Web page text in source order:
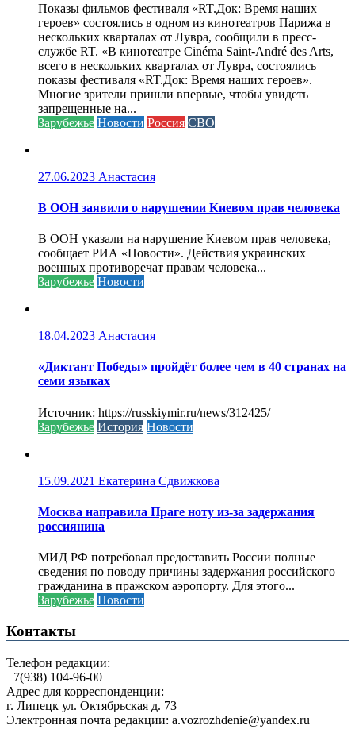
Показы фильмов фестиваля «RT.Док: Время наших
героев» состоялись в одном из кинотеатров Парижа в
нескольких кварталах от Лувра, сообщили в пресс-
службе RT. «В кинотеатре Cinéma Saint-André des Arts,
всего в нескольких кварталах от Лувра, состоялись
показы фестиваля «RT.Док: Время наших героев».
Многие зрители пришли впервые, чтобы увидеть
запрещенные на...
Зарубежье Новости Россия СВО
27.06.2023 Анастасия
В ООН заявили о нарушении Киевом прав человека
В ООН указали на нарушение Киевом прав человека,
сообщает РИА «Новости». Действия украинских
военных противоречат правам человека...
Зарубежье Новости
18.04.2023 Анастасия
«Диктант Победы» пройдёт более чем в 40 странах на
семи языках
Источник: https://russkiymir.ru/news/312425/
Зарубежье История Новости
15.09.2021 Екатерина Сдвижкова
Москва направила Праге ноту из-за задержания
россиянина
МИД РФ потребовал предоставить России полные
сведения по поводу причины задержания российского
гражданина в пражском аэропорту. Для этого...
Зарубежье Новости
Контакты
Телефон редакции:
+7(938) 104-96-00
Адрес для корреспонденции:
г. Липецк ул. Октябрьская д. 73
Электронная почта редакции: a.vozrozhdenie@yandex.ru